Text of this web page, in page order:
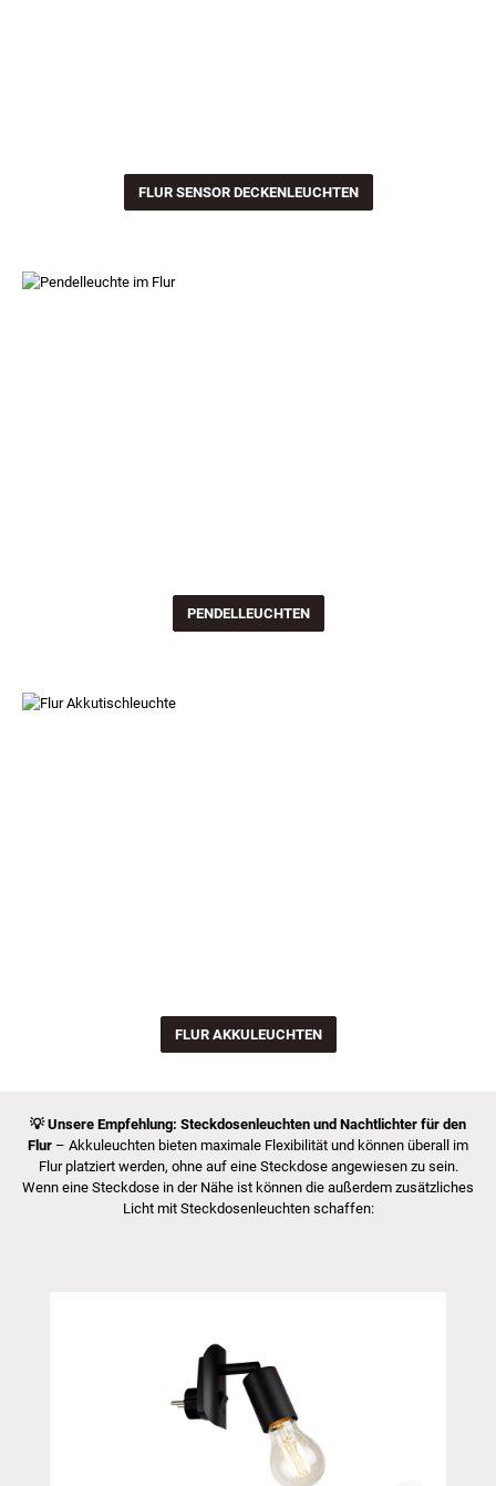
FLUR SENSOR DECKENLEUCHTEN
PENDELLEUCHTEN
FLUR AKKULEUCHTEN
💡Unsere Empfehlung: Steckdosenleuchten und Nachtlichter für den
Flur – Akkuleuchten bieten maximale Flexibilität und können überall im
Flur platziert werden, ohne auf eine Steckdose angewiesen zu sein.
Wenn eine Steckdose in der Nähe ist können die außerdem zusätzliches
Licht mit Steckdosenleuchten schaffen: